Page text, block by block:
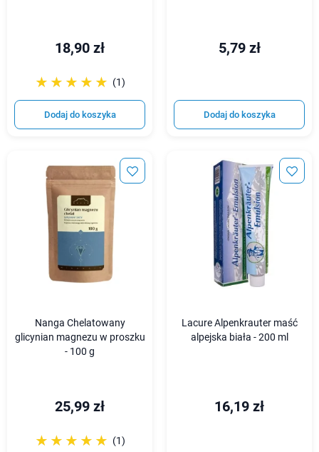
18,90 zł
☆☆☆☆☆
★★★★★ (1)
Dodaj do koszyka
5,79 zł
Dodaj do koszyka
Nanga Chelatowany
glicynian magnezu w proszku
- 100 g
25,99 zł
☆☆☆☆☆
★★★★★ (1)
Lacure Alpenkrauter maść
alpejska biała - 200 ml
16,19 zł